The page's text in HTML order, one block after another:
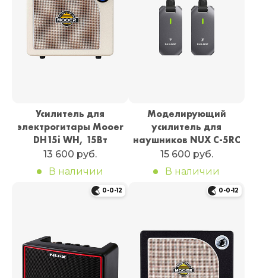
Усилитель для
электрогитары Mooer
DH15i WH, 15Вт
13 600 руб.
В наличии
Моделирующий
усилитель для
наушников NUX C-5RC
15 600 руб.
В наличии
0-0-12 0-0-12